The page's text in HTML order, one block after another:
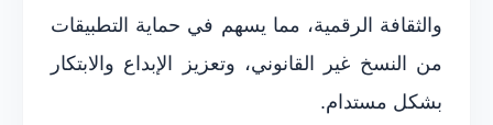
والثقافة الرقمية، مما يسهم في حماية التطبيقات
من النسخ غير القانوني، وتعزيز الإبداع والابتكار
بشكل مستدام.